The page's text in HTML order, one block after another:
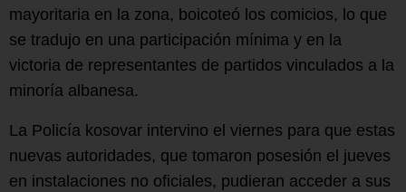
mayoritaria en la zona, boicoteó los comicios, lo que
se tradujo en una participación mínima y en la
victoria de representantes de partidos vinculados a la
minoría albanesa.
La Policía kosovar intervino el viernes para que estas
nuevas autoridades, que tomaron posesión el jueves
en instalaciones no oficiales, pudieran acceder a sus